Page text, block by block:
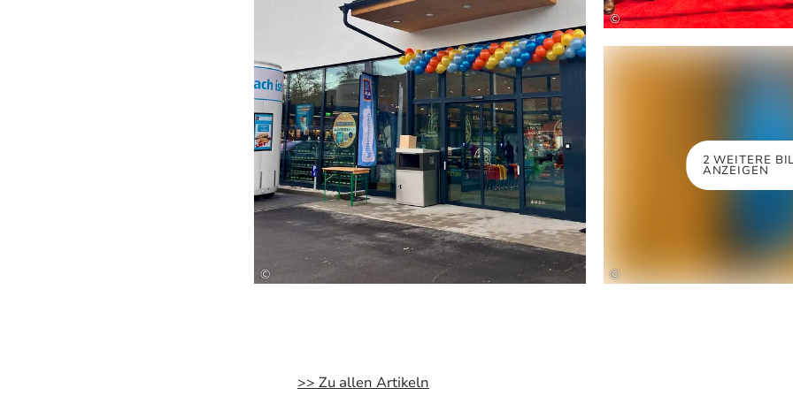
2 WEITERE
ANZEIGEN
©
©
©
>> Zu allen Artikeln